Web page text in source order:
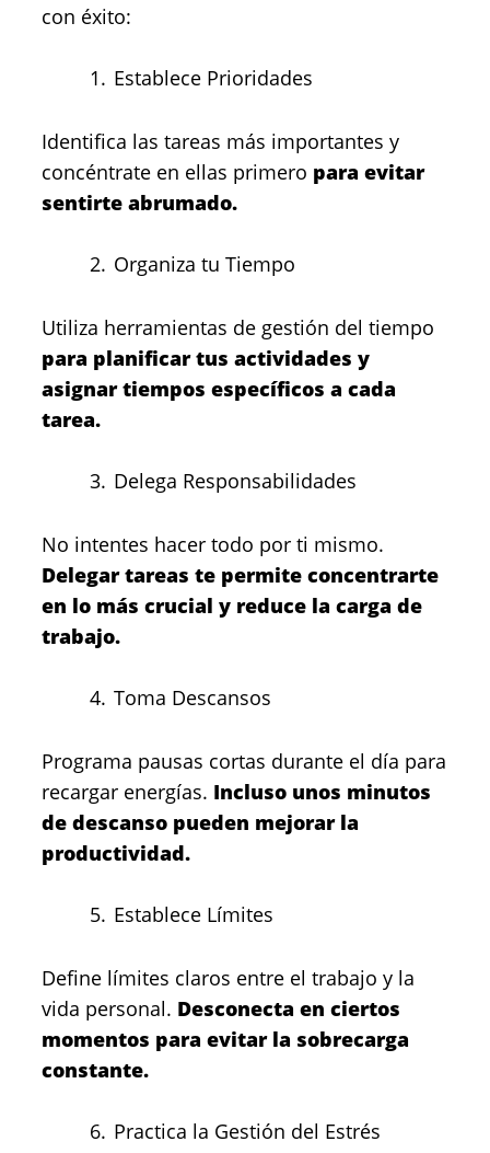
con éxito:
Establece Prioridades
Identifica las tareas más importantes y
concéntrate en ellas primero para evitar
sentirte abrumado.
Organiza tu Tiempo
Utiliza herramientas de gestión del tiempo
para planificar tus actividades y
asignar tiempos específicos a cada
tarea.
Delega Responsabilidades
No intentes hacer todo por ti mismo.
Delegar tareas te permite concentrarte
en lo más crucial y reduce la carga de
trabajo.
Toma Descansos
Programa pausas cortas durante el día para
recargar energías. Incluso unos minutos
de descanso pueden mejorar la
productividad.
Establece Límites
Define límites claros entre el trabajo y la
vida personal. Desconecta en ciertos
momentos para evitar la sobrecarga
constante.
Practica la Gestión del Estrés